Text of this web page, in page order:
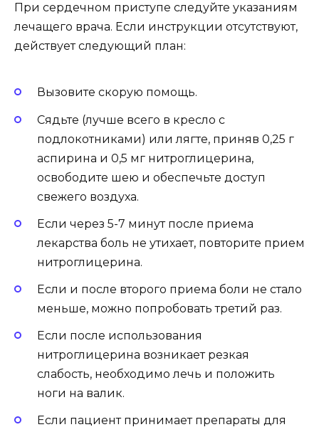
При сердечном приступе следуйте указаниям
лечащего врача. Если инструкции отсутствуют,
действует следующий план:
Вызовите скорую помощь.
Сядьте (лучше всего в кресло с
подлокотниками) или лягте, приняв 0,25 г
аспирина и 0,5 мг нитроглицерина,
освободите шею и обеспечьте доступ
свежего воздуха.
Если через 5-7 минут после приема
лекарства боль не утихает, повторите прием
нитроглицерина.
Если и после второго приема боли не стало
меньше, можно попробовать третий раз.
Если после использования
нитроглицерина возникает резкая
слабость, необходимо лечь и положить
ноги на валик.
Если пациент принимает препараты для